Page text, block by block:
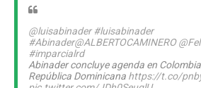
@luisabinader #luisabinader
#Abinader@ALBERTOCAMINERO
#imparcialrd
Abinader concluye agenda en
República Dominicana https://t.co/